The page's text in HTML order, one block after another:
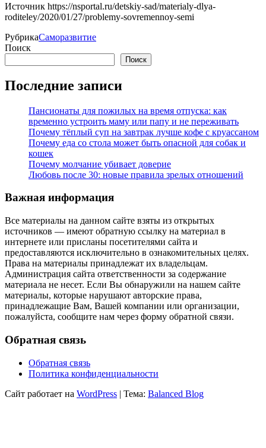
Источник https://nsportal.ru/detskiy-sad/materialy-dlya-
roditeley/2020/01/27/problemy-sovremennoy-semi
РубрикаСаморазвитие
Поиск
Поиск
Последние записи
Пансионаты для пожилых на время отпуска: как
временно устроить маму или папу и не переживать
Почему тёплый суп на завтрак лучше кофе с круассаном
Почему еда со стола может быть опасной для собак и
кошек
Почему молчание убивает доверие
Любовь после 30: новые правила зрелых отношений
Важная информация
Все материалы на данном сайте взяты из открытых
источников — имеют обратную ссылку на материал в
интернете или присланы посетителями сайта и
предоставляются исключительно в ознакомительных целях.
Права на материалы принадлежат их владельцам.
Администрация сайта ответственности за содержание
материала не несет. Если Вы обнаружили на нашем сайте
материалы, которые нарушают авторские права,
принадлежащие Вам, Вашей компании или организации,
пожалуйста, сообщите нам через форму обратной связи.
Обратная связь
Обратная связь
Политика конфиденциальности
Сайт работает на WordPress | Тема: Balanced Blog